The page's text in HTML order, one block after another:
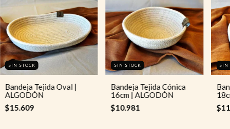
SIN STOCK
Bandeja Tejida Oval |
ALGODÓN
$15.609
SIN STOCK
Bandeja Tejida Cónica
16cm | ALGODÓN
$10.981
SIN